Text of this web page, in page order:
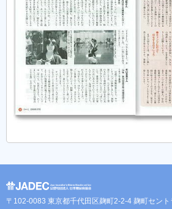
〒102-0083 東京都千代田区麹町2-2-4 麹町セン